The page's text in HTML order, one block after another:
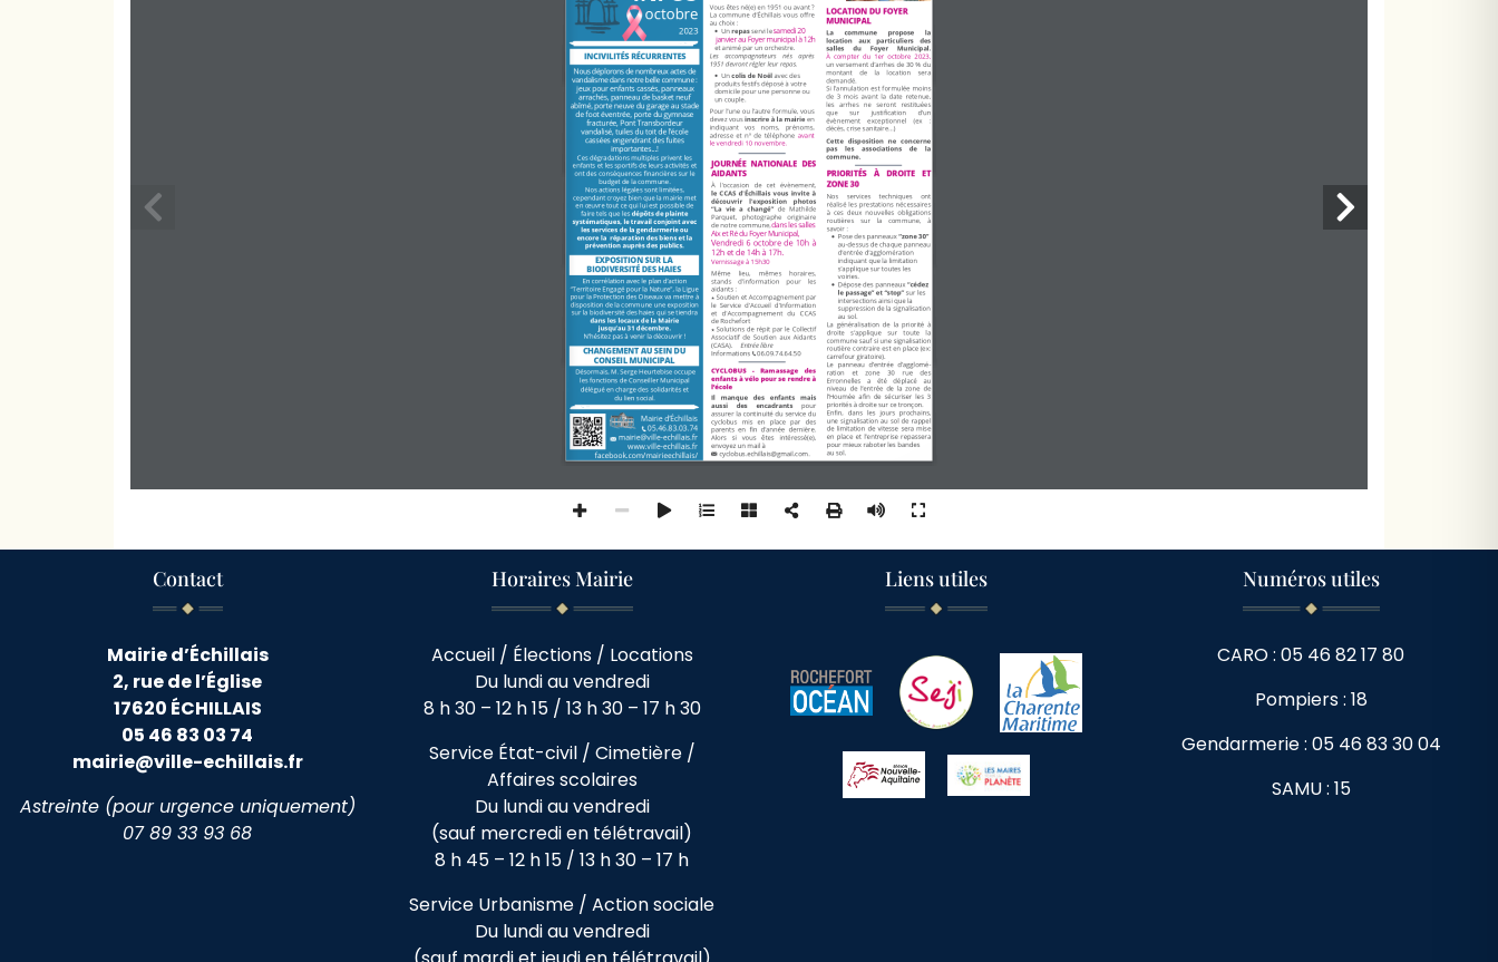
Contact
Mairie d’Échillais
2, rue de l’Église
17620 ÉCHILLAIS
05 46 83 03 74
mairie@ville-echillais.fr
Astreinte (pour urgence uniquement)
07 89 33 93 68
Horaires Mairie
Accueil / Élections / Locations
Du lundi au vendredi
8 h 30 – 12 h 15 / 13 h 30 – 17 h 30
Service État-civil / Cimetière /
Affaires scolaires
Du lundi au vendredi
(sauf mercredi en télétravail)
8 h 45 – 12 h 15 / 13 h 30 – 17 h
Service Urbanisme / Action sociale
Du lundi au vendredi
Liens utiles Numéros utiles
CARO : 05 46 82 17 80
Pompiers : 18
Gendarmerie : 05 46 83 30 04
SAMU : 15